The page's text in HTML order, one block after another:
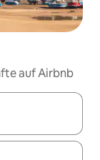
auf Airbnb
mit den